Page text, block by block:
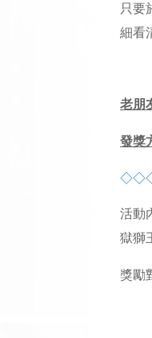
只要
細看
老朋
發獎
◇◇◇
活動
獄獅
獎勵